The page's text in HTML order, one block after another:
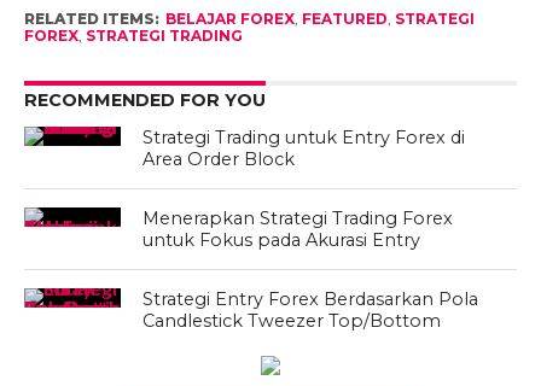
RELATED ITEMS: BELAJAR FOREX, FEATURED, STRATEGI
FOREX, STRATEGI TRADING
RECOMMENDED FOR YOU
Strategi Trading untuk Entry Forex di
Area Order Block
Menerapkan Strategi Trading Forex
untuk Fokus pada Akurasi Entry
Strategi Entry Forex Berdasarkan Pola
Candlestick Tweezer Top/Bottom